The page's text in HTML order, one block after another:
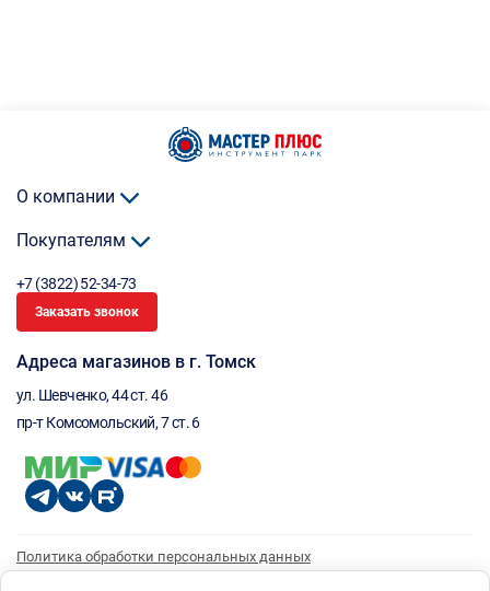
О компании
Покупателям
+7 (3822) 52-34-73
Заказать звонок
Адреса магазинов в г. Томск
ул. Шевченко, 44 ст. 46
пр-т Комсомольский, 7 ст. 6
Политика обработки персональных данных